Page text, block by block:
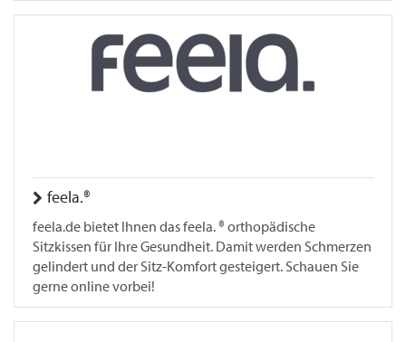
feela.®
feela.de bietet Ihnen das feela. ® orthopädische
Sitzkissen für Ihre Gesundheit. Damit werden Schmerzen
gelindert und der Sitz-Komfort gesteigert. Schauen Sie
gerne online vorbei!